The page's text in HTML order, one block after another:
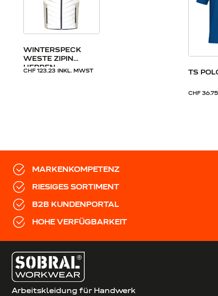
WINTERSPECK
WESTE ZIPIN
HERREN
CHF 123.23 INKL. MWST TS
CHF 36.75
MARKENKOMPETENZ
RIESIGES SORTIMENT
B2B KUNDENPORTAL
HOHE VERFÜGBARKEIT
Arbeitskleidung für Handwerk